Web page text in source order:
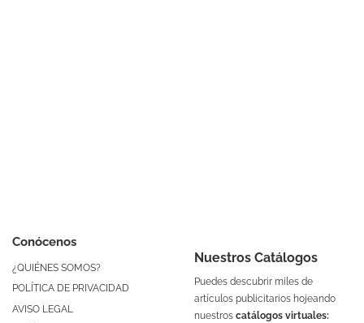
Conócenos
¿QUIÉNES SOMOS?
POLÍTICA DE PRIVACIDAD
AVISO LEGAL
Nuestros Catálogos
Puedes descubrir miles de
artículos publicitarios hojeando
nuestros catálogos virtuales: